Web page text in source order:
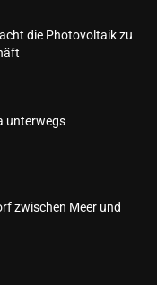
die Photovoltaik zu
unterwegs
zwischen Meer und